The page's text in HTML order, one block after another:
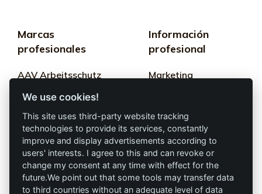
Marcas
profesionales
AAV Arbeitsschutz
Allprotec® Solo
trabaja seguro
Omniprotect –
Tienda Online
Información
profesional
Marketing
condiciones
Privacidad
Impresión
We use cookies!
This site uses third-party website tracking
technologies to provide its services, constantly
improve and display advertisements according to
users' interests. I agree to this and can revoke or
change my consent at any time with effect for the
future.We point out that some tools may transfer data
to third countries without an adequate level of data